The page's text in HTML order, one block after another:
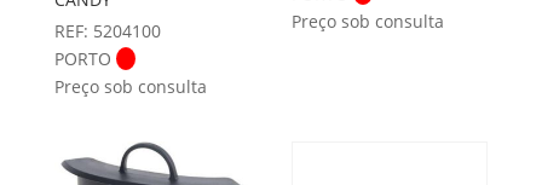
REF: 5204100
PORTO
Preço sob consulta
Preço sob consulta